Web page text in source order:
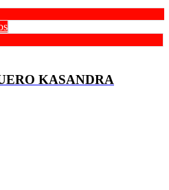
KASANDRA